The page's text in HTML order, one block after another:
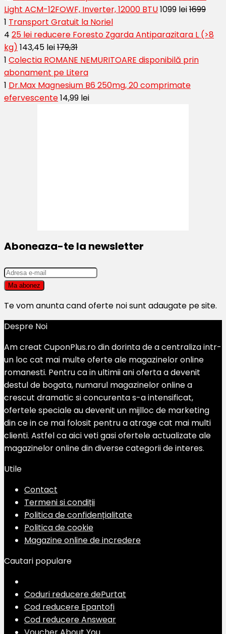
Light ACM-12FOWF, Inverter, 12000 BTU1099 lei1699
1 Transport Gratuit la Noriel
4 25 lei reducere Foresto Zgarda Antiparazitara L (>8
kg) 143,45 lei179,31
1 Colectia ROMANE NEMURITOARE disponibilă prin
abonament pe Litera
1 Dr.Max Magnesium B6 250mg, 20 comprimate
efervescente14,99 lei
Aboneaza-te la newsletter
Te vom anunta cand oferte noi sunt adaugate pe site.
Despre Noi
Am creat CuponPlus.ro din dorinta de a centraliza intr-
un loc cat mai multe oferte ale magazinelor online
romanesti. Pentru ca in ultimii ani oferta a devenit
destul de bogata, numarul magazinelor online a
crescut dramatic si concurenta s-a intensificat,
ofertele speciale au devenit un mijlloc de marketing
din ce in ce mai folosit pentru a atrage cat mai multi
clienti. Astfel ca aici veti gasi ofertele actualizate ale
magazinelor online din diverse categorii de interes.
Utile
Contact
Termeni si condiții
Politica de confidențialitate
Politica de cookie
Magazine online de incredere
Cautari populare
Coduri reducere dePurtat
Cod reducere Epantofi
Cod reducere Answear